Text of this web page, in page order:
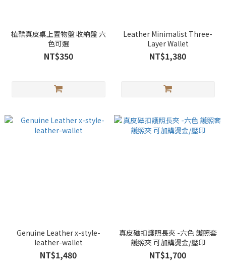
植鞣真皮桌上置物盤 收納盤 六
色可選
NT$350
Leather Minimalist Three-
Layer Wallet
NT$1,380
Genuine Leather x-style-
leather-wallet
NT$1,480
真皮磁扣護照長夾 -六色 護照套
護照夾 可加購燙金/壓印
NT$1,700